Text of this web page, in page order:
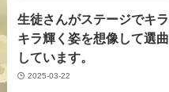
生徒さんがステージでキラ
キラ輝く姿を想像して選曲
しています。
2025-03-22